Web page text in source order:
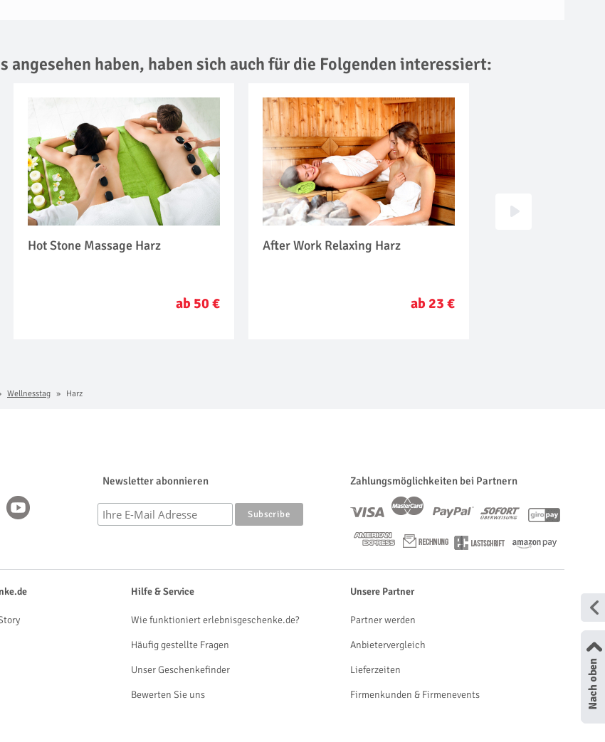
angesehen haben, haben sich auch für die Folgenden interessiert:
Hot Stone Massage Harz
ab 50 €
After Work Relaxing Harz
ab 23 €
Wellnesstag Harz
Newsletter abonnieren Zahlungsmöglichkeiten bei Partnern
Hilfe & Service
Wie funktioniert erlebnisgeschenke.de?
Häufig gestellte Fragen
Unser Geschenkefinder
Bewerten Sie uns
Unsere Partner
Partner werden
Anbietervergleich
Lieferzeiten
Firmenkunden & Firmenevents